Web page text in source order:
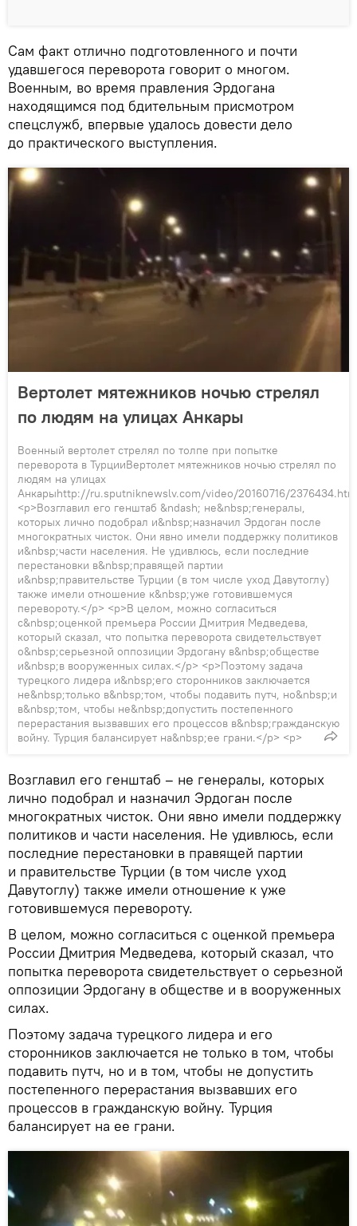
Сам факт отлично подготовленного и почти
удавшегося переворота говорит о многом.
Военным, во время правления Эрдогана
находящимся под бдительным присмотром
спецслужб, впервые удалось довести дело
до практического выступления.
Вертолет мятежников ночью стрелял
по людям на улицах Анкары
Военный вертолет стрелял по толпе при попытке
переворота в ТурцииВертолет мятежников ночью стрелял по
людям на улицах
Анкарыhttp://ru.sputniknewslv.com/video/20160716/
<p>Возглавил его генштаб &ndash; не&nbsp;генералы,
которых лично подобрал и&nbsp;назначил Эрдоган после
многократных чисток. Они явно имели поддержку политиков
и&nbsp;части населения. Не удивлюсь, если последние
перестановки в&nbsp;правящей партии
и&nbsp;правительстве Турции (в том числе уход Давутоглу)
также имели отношение к&nbsp;уже готовившемуся
перевороту.</p> <p>В целом, можно согласиться
с&nbsp;оценкой премьера России Дмитрия Медведева,
который сказал, что попытка переворота свидетельствует
о&nbsp;серьезной оппозиции Эрдогану в&nbsp;обществе
и&nbsp;в вооруженных силах.</p> <p>Поэтому задача
турецкого лидера и&nbsp;его сторонников заключается
не&nbsp;только в&nbsp;том, чтобы подавить путч, но&nbsp;и
в&nbsp;том, чтобы не&nbsp;допустить постепенного
перерастания вызвавших его процессов в&nbsp;гражданскую
войну. Турция балансирует на&nbsp;ее грани.</p> <p>
Возглавил его генштаб – не генералы, которых
лично подобрал и назначил Эрдоган после
многократных чисток. Они явно имели поддержку
политиков и части населения. Не удивлюсь, если
последние перестановки в правящей партии
и правительстве Турции (в том числе уход
Давутоглу) также имели отношение к уже
готовившемуся перевороту.
В целом, можно согласиться с оценкой премьера
России Дмитрия Медведева, который сказал, что
попытка переворота свидетельствует о серьезной
оппозиции Эрдогану в обществе и в вооруженных
силах.
Поэтому задача турецкого лидера и его
сторонников заключается не только в том, чтобы
подавить путч, но и в том, чтобы не допустить
постепенного перерастания вызвавших его
процессов в гражданскую войну. Турция
балансирует на ее грани.